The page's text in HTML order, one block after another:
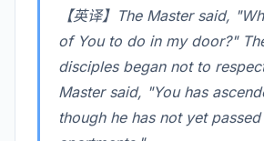
【英译】The Master said,
of You to do in my door?"
disciples began not to
Master said, "You has
though he has not yet